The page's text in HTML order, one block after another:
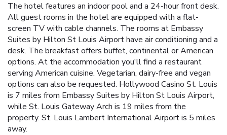
The hotel features an indoor pool and a 24-hour front desk.
All guest rooms in the hotel are equipped with a flat-
screen TV with cable channels. The rooms at Embassy
Suites by Hilton St Louis Airport have air conditioning and a
desk. The breakfast offers buffet, continental or American
options. At the accommodation you'll find a restaurant
serving American cuisine. Vegetarian, dairy-free and vegan
options can also be requested. Hollywood Casino St. Louis
is 7 miles from Embassy Suites by Hilton St Louis Airport,
while St. Louis Gateway Arch is 19 miles from the
property. St. Louis Lambert International Airport is 5 miles
away.